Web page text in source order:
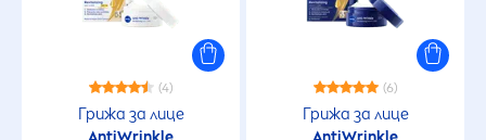
(4)
Грижа за лице
(6)
Грижа за лице